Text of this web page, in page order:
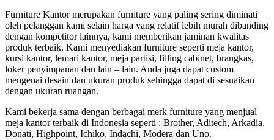
Furniture Kantor merupakan furniture yang paling sering diminati
oleh pelanggan kami selain harga yang relatif lebih murah dibanding
dengan kompetitor lainnya, kami memberikan jaminan kwalitas
produk terbaik. Kami menyediakan furniture seperti meja kantor,
kursi kantor, lemari kantor, meja partisi, filling cabinet, brangkas,
loker penyimpanan dan lain – lain. Anda juga dapat custom
mengenai desain dan ukuran produk sehingga dapat di sesuaikan
dengan ukuran ruangan.
Kami bekerja sama dengan berbagai merk furniture yang menjual
meja kantor terbaik di Indonesia seperti : Brother, Aditech, Arkadia,
Donati, Highpoint, Ichiko, Indachi, Modera dan Uno.